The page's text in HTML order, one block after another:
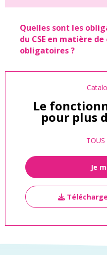
Quelles sont les
du CSE en matière
obligatoires ?
Le
pour plus
TOUS
Je